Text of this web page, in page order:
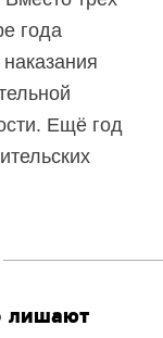
года
Ещё год
лишают